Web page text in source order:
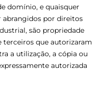
domínio, e quaisquer
abrangidos por direitos
são propriedade
que autorizaram
a utilização, a cópia ou
autorizada